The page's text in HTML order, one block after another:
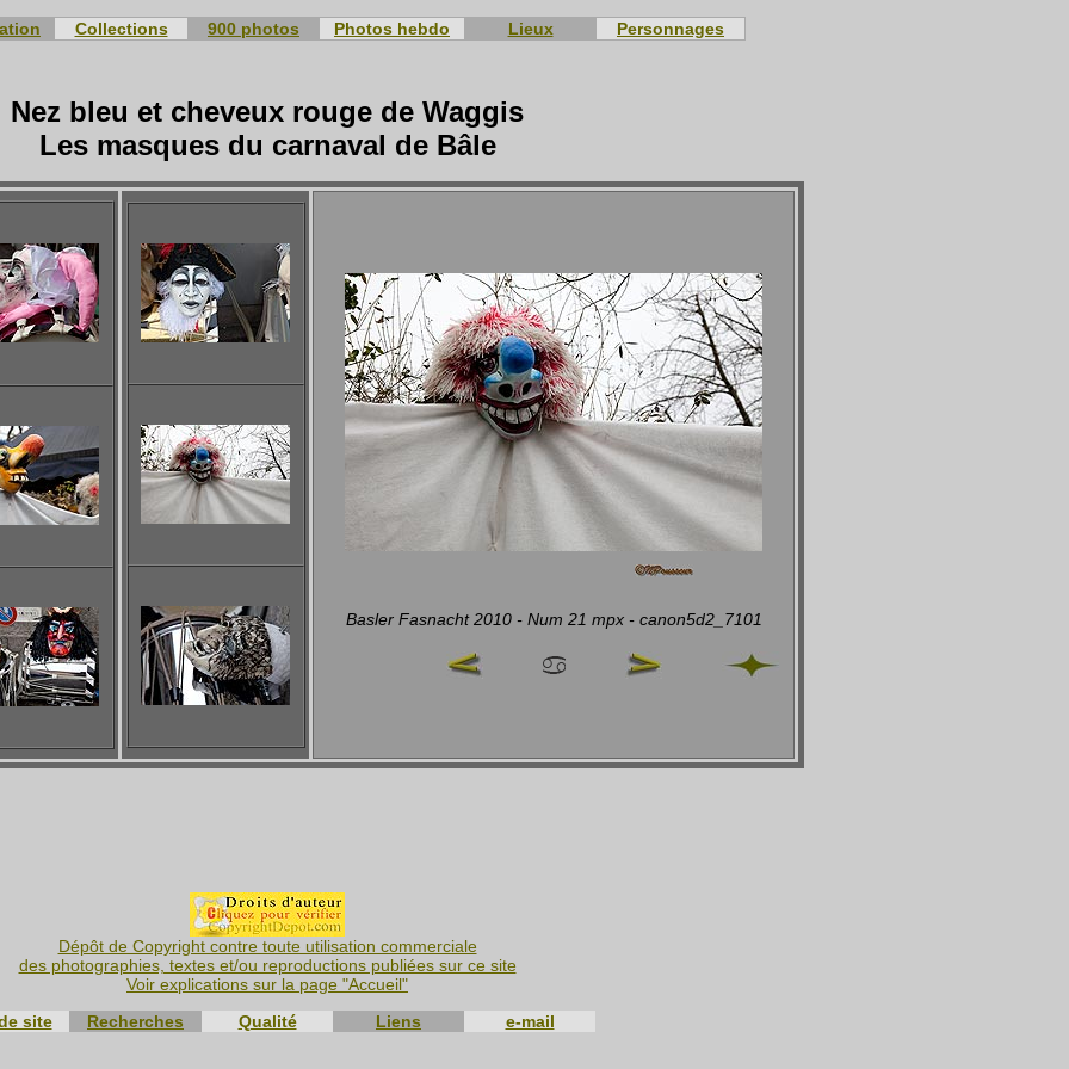
Collections 900 photos Photos hebdo Lieux Personnages
Nez bleu et cheveux rouge de Waggis
Les masques du carnaval de Bâle
Basler Fasnacht 2010 - Num 21 mpx - canon5d2_7101
Dépôt de Copyright contre toute utilisation commerciale
des photographies, textes et/ou reproductions publiées sur ce site
Voir explications sur la page "Accueil"
site
Recherches Qualité Liens e-mail